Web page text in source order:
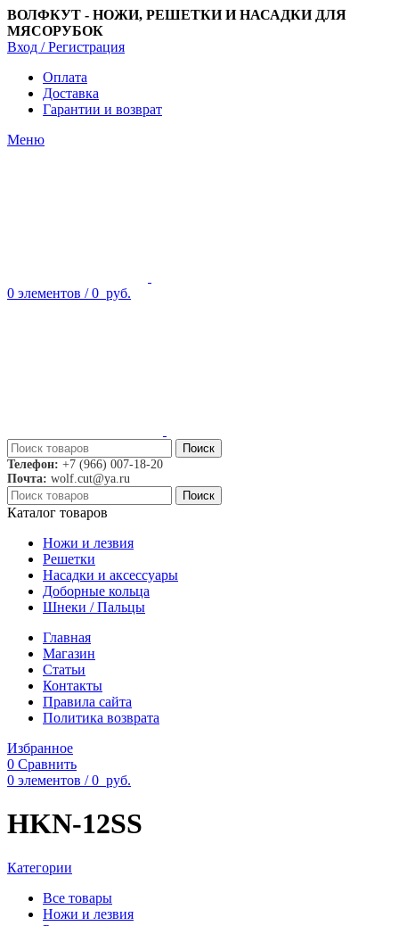
ВОЛФКУТ - НОЖИ, РЕШЕТКИ И НАСАДКИ ДЛЯ
МЯСОРУБОК
Вход / Регистрация
Оплата
Доставка
Гарантии и возврат
Меню
0 элементов / 0 руб.
Поиск
Телефон: +7 (966) 007-18-20
Почта: wolf.cut@ya.ru
Поиск
Каталог товаров
Ножи и лезвия
Решетки
Насадки и аксессуары
Доборные кольца
Шнеки / Пальцы
Главная
Магазин
Статьи
Контакты
Правила сайта
Политика возврата
Избранное
0 Сравнить
0 элементов / 0 руб.
HKN-12SS
Категории
Все товары
Ножи и лезвия